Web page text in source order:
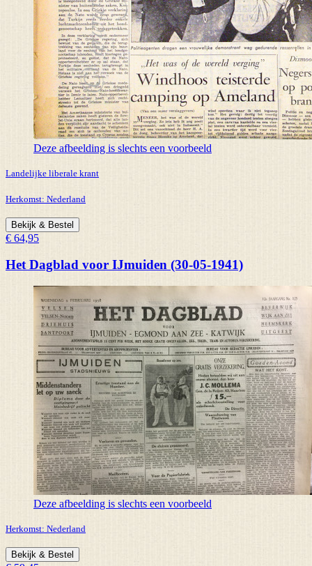
Deze afbeelding is slechts een voorbeeld
Landelijke liberale krant
Herkomst: Nederland
Bekijk & Bestel
€ 64,95
Het Dagblad voor IJmuiden (30-05-1941)
Deze afbeelding is slechts een voorbeeld
Herkomst: Nederland
Bekijk & Bestel